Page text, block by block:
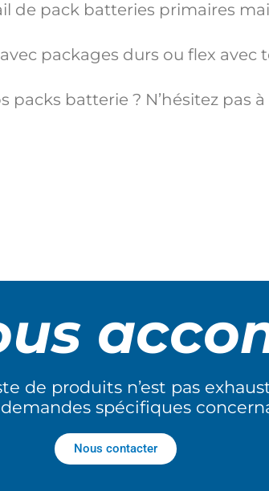
de pack batteries primaires
packages durs ou flex avec
packs batterie ? N’hésitez pas
de produits n’est pas
spécifiques
Nous contacter